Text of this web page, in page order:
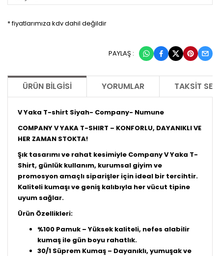
* fiyatlarımıza kdv dahil değildir
PAYLAŞ :
ÜRÜN BILGISI YORUMLAR TAKSIT
V Yaka T-shirt Siyah- Company- Numune
COMPANY V YAKA T-SHIRT – KONFORLU, DAYANIKLI VE
HER ZAMAN STOKTA!
Şık tasarımı ve rahat kesimiyle Company V Yaka T-
Shirt, günlük kullanım, kurumsal giyim ve
promosyon amaçlı siparişler için ideal bir tercihtir.
Kaliteli kumaşı ve geniş kalıbıyla her vücut tipine
uyum sağlar.
Ürün Özellikleri:
%100 Pamuk – Yüksek kaliteli, nefes alabilir
kumaş ile gün boyu rahatlık.
30/1 Süprem Kumaş – Dayanıklı, yumuşak ve